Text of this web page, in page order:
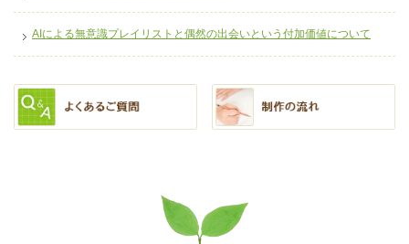
AIによる無意識プレイリストと偶然の出会いという付加価値について